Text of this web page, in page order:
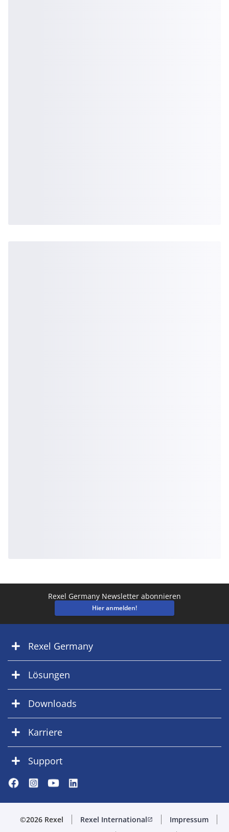
Rexel Germany Newsletter abonnieren
Hier anmelden!
Rexel Germany
Lösungen
Downloads
Karriere
Support
©2026 Rexel Rexel Internationalopen_in_new
Impressum